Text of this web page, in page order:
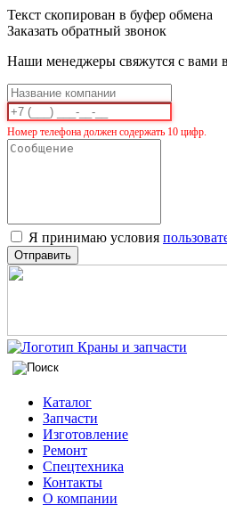
Текст скопирован в буфер обмена
Заказать обратный звонок
Наши менеджеры свяжутся с вами
Номер телефона должен содержать 10 цифр.
Я принимаю условия
Отправить
Каталог
Запчасти
Изготовление
Ремонт
Спецтехника
Контакты
О компании